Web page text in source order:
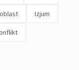
Izjum